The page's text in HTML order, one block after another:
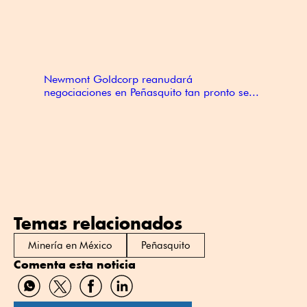
Newmont Goldcorp reanudará
negociaciones en Peñasquito tan pronto se...
Temas relacionados
Minería en México Peñasquito
Comenta esta noticia
CompartirCompartirCompartirCompartir